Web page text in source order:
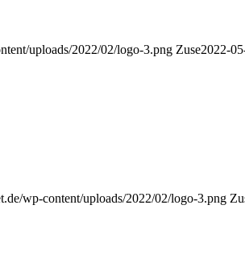
uploads/2022/02/logo-3.png Zuse2022-
wp-content/uploads/2022/02/logo-3.png